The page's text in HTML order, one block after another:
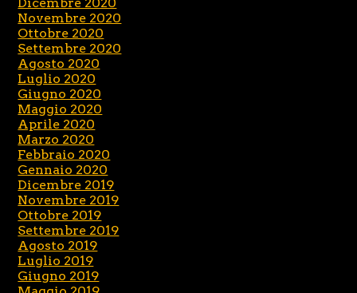
Novembre 2020
Ottobre 2020
Settembre 2020
Agosto 2020
Luglio 2020
Giugno 2020
Maggio 2020
Aprile 2020
Marzo 2020
Febbraio 2020
Gennaio 2020
Dicembre 2019
Novembre 2019
Ottobre 2019
Settembre 2019
Agosto 2019
Luglio 2019
Giugno 2019